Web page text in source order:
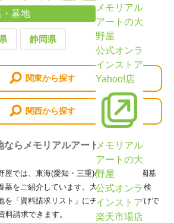
・墓地
メモリアル
アートの大
野屋
公式オンラ
インストア
Yahoo!店
メモリアル
アートの大
野屋
公式オンラ
インストア
楽天市場店
静岡県
関東から探す
関西から探す
ならメモリアルアートの大野屋
屋では、東海(愛知・三重)の取り扱い公園墓
墓をご紹介しています。大野屋の『霊園検
を「資料請求リスト」にチェックするだけで
料請求できます。